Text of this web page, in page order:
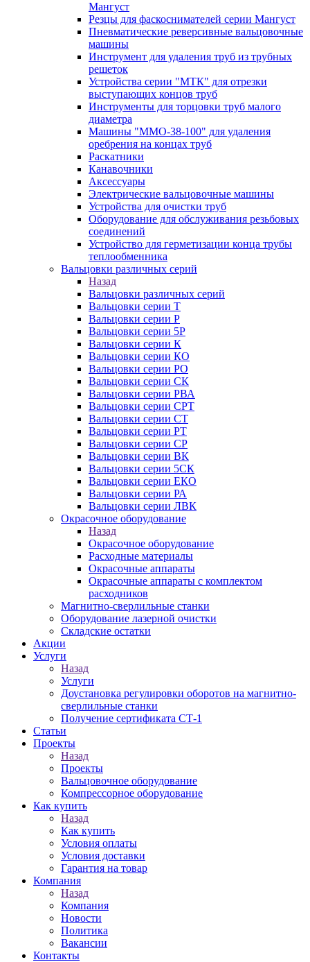
Мангуст
Резцы для фаскоснимателей серии Мангуст
Пневматические реверсивные вальцовочные
машины
Инструмент для удаления труб из трубных
решеток
Устройства серии "МТК" для отрезки
выступающих концов труб
Инструменты для торцовки труб малого
диаметра
Машины "ММО-38-100" для удаления
оребрения на концах труб
Раскатники
Канавочники
Аксессуары
Электрические вальцовочные машины
Устройства для очистки труб
Оборудование для обслуживания резьбовых
соединений
Устройство для герметизации конца трубы
теплообменника
Вальцовки различных серий
Назад
Вальцовки различных серий
Вальцовки серии Т
Вальцовки серии Р
Вальцовки серии 5Р
Вальцовки серии К
Вальцовки серии КО
Вальцовки серии РО
Вальцовки серии СК
Вальцовки серии РВА
Вальцовки серии СРТ
Вальцовки серии СТ
Вальцовки серии РТ
Вальцовки серии СР
Вальцовки серии ВК
Вальцовки серии 5СК
Вальцовки серии ЕКО
Вальцовки серии РА
Вальцовки серии ЛВК
Окрасочное оборудование
Назад
Окрасочное оборудование
Расходные материалы
Окрасочные аппараты
Окрасочные аппараты с комплектом
расходников
Магнитно-сверлильные станки
Оборудование лазерной очистки
Складские остатки
Акции
Услуги
Назад
Услуги
Доустановка регулировки оборотов на магнитно-
сверлильные станки
Получение сертификата СТ-1
Статьи
Проекты
Назад
Проекты
Вальцовочное оборудование
Компрессорное оборудование
Как купить
Назад
Как купить
Условия оплаты
Условия доставки
Гарантия на товар
Компания
Назад
Компания
Новости
Политика
Вакансии
Контакты